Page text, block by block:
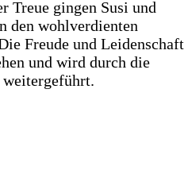
Treue gingen Susi und
den wohlverdienten
Freude und Leidenschaft
und wird durch die